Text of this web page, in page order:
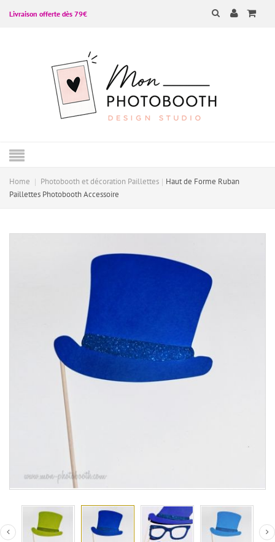
Livraison offerte dès 79€
Home Photobooth et décoration Paillettes
Haut de Forme Ruban
Paillettes Photobooth Accessoire